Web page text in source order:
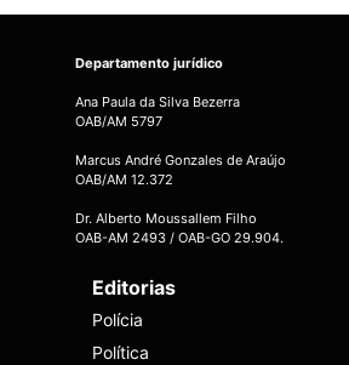
Departamento jurídico
Ana Paula da Silva Bezerra
OAB/AM 5797
Marcus André Gonzales de Araújo
OAB/AM 12.372
Dr. Alberto Moussallem Filho
OAB-AM 2493 / OAB-GO 29.904.
Editorias
Polícia
Política